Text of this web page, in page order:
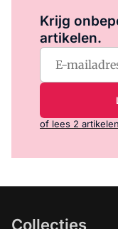
Krijg
artikelen.
of lees 2
Collecties